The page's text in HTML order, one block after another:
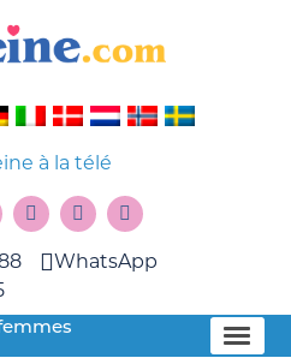
à la télé
WhatsApp